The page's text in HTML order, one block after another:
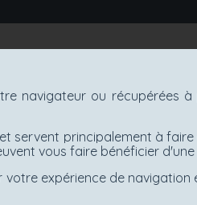
navigateur ou récupérées
servent principalement à
vous faire bénéficier
expérience de navigation